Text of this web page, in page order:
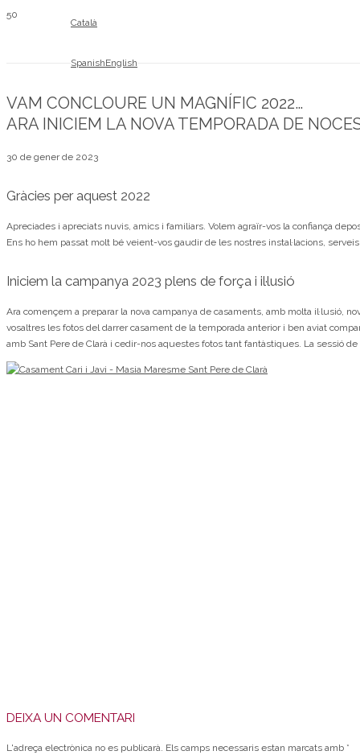
Català
SpanishEnglish
VAM CONCLOURE UN MAGNÍFIC 2022…
ARA INICIEM LA NOVA TEMPORADA DE
30 de gener de 2023
Gràcies per aquest 2022
Apreciades i apreciats nuvis, amics i familiars. Volem agraïr-vos la confiança
Ens ho hem passat molt bé veient-vos gaudir de les nostres instal·lacions,
Iniciem la campanya 2023 plens de força i il·lusió
Ara començem a preparar la nova campanya de casaments, amb molta il·lusió,
vosaltres les fotos del darrer casament de la temporada anterior i ben aviat
amb Sant Pere de Clarà i cedir-nos aquestes fotos tant fantàstiques. La sessió de
DEIXA UN COMENTARI
L'adreça electrònica no es publicarà. Els camps necessaris estan marcats amb *